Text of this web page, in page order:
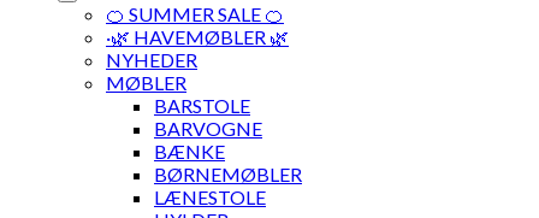
🍊 SUMMER SALE 🍊
·🌿 HAVEMØBLER 🌿
NYHEDER
MØBLER
BARSTOLE
BARVOGNE
BÆNKE
BØRNEMØBLER
LÆNESTOLE